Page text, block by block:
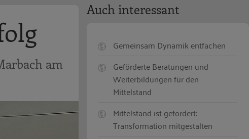
am
Auch interessant
Gemeinsam Dynamik entfachen
Geförderte Beratungen und
Weiterbildungen für den
Mittelstand
Mittelstand ist gefordert:
Transformation mitgestalten